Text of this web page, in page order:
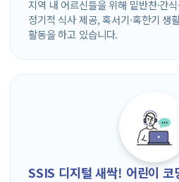
지역 내 어르신들을 위해 밑반찬·간
정기적 식사 제공, 혹서기·혹한기 생
활동을 하고 있습니다.
SSIS 디지털 새싹! 어린이 코